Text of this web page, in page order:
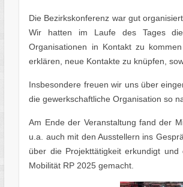
Die Bezirkskonferenz war gut
Wir hatten im Laufe des Tages
Organisationen in Kontakt zu
erklären, neue Kontakte zu knüpfen,
Insbesondere freuen wir uns über
die gewerkschaftliche Organisation so
Am Ende der Veranstaltung fand der
u.a. auch mit den Ausstellern ins
über die Projekttätigkeit erkundigt
Mobilität RP 2025 gemacht.